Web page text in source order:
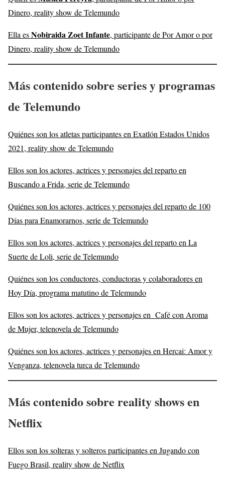
Dinero, reality show de Telemundo
Ella esNobiraida Zoet Infante, participante de Por Amor o por
Dinero, reality show de Telemundo
Más contenido sobre series y programas
de Telemundo
Quiénes son los atletas participantes en Exatlón Estados Unidos
2021, reality show de Telemundo
Ellos son los actores, actrices y personajes del reparto en
Buscando a Frida, serie de Telemundo
Quiénes son los actores, actrices y personajes del reparto de 100
Días para Enamorarnos, serie de Telemundo
Ellos son los actores, actrices y personajes del reparto en La
Suerte de Loli, serie de Telemundo
Quiénes son los conductores, conductoras y colaboradores en
Hoy Día, programa matutino de Telemundo
Ellos son los actores, actrices y personajes en Café con Aroma
de Mujer, telenovela de Telemundo
Quiénes son los actores, actrices y personajes en Hercai: Amor y
Venganza, telenovela turca de Telemundo
Más contenido sobre reality shows en
Netflix
Ellos son los solteras y solteros participantes en Jugando con
Fuego Brasil, reality show de Netflix